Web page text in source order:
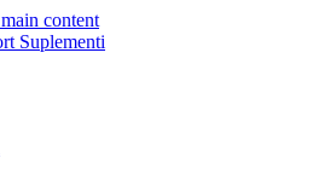
content